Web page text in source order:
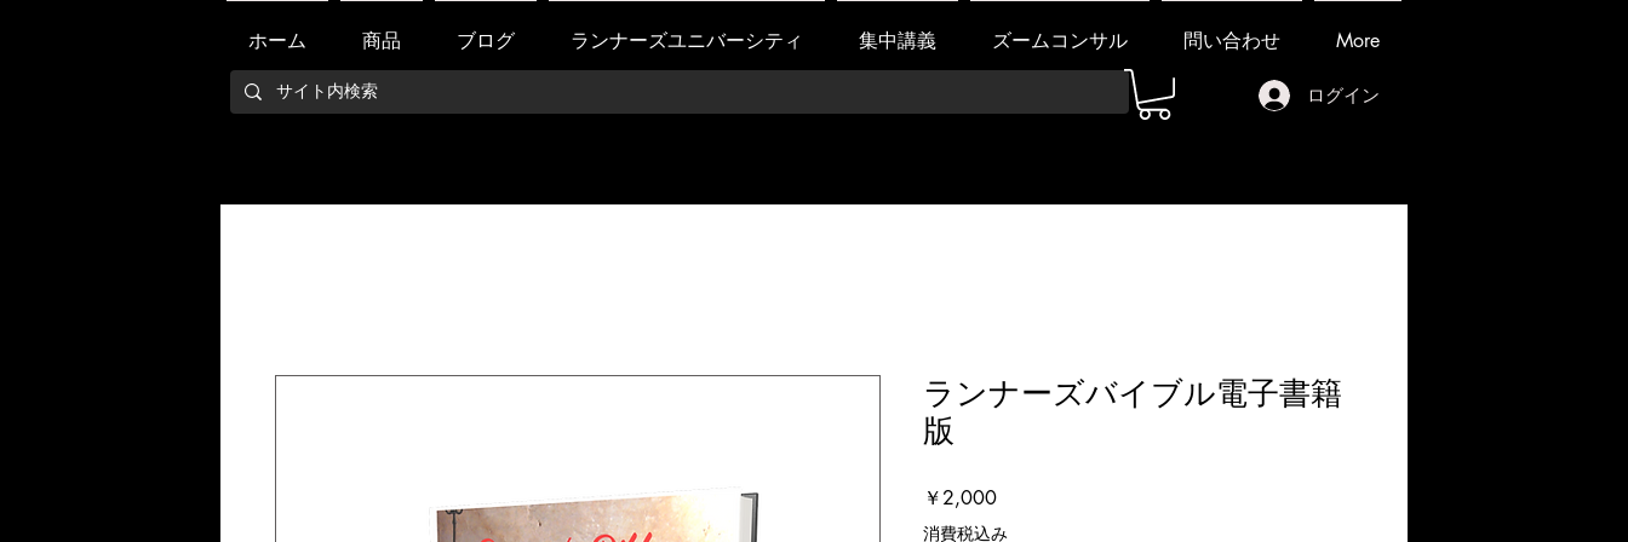
ホーム 商品 ブログ ランナーズユニバーシティ 集中講義 ズームコンサル 問い合わせ More
ログイン
ランナーズバイブル電子書籍
版
￥2,000価
格
消費税込み